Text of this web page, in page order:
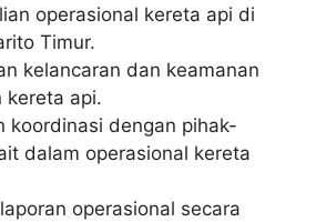
operasional kereta api di
Timur.
kelancaran dan keamanan
kereta api.
koordinasi dengan pihak-
dalam operasional kereta
operasional secara